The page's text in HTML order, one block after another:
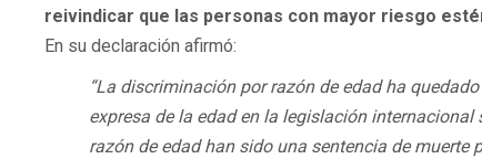
reivindicar que las personas con mayor riesgo
En su declaración afirmó:
“La discriminación por razón de edad ha
expresa de la edad en la legislación
razón de edad han sido una sentencia de muerte